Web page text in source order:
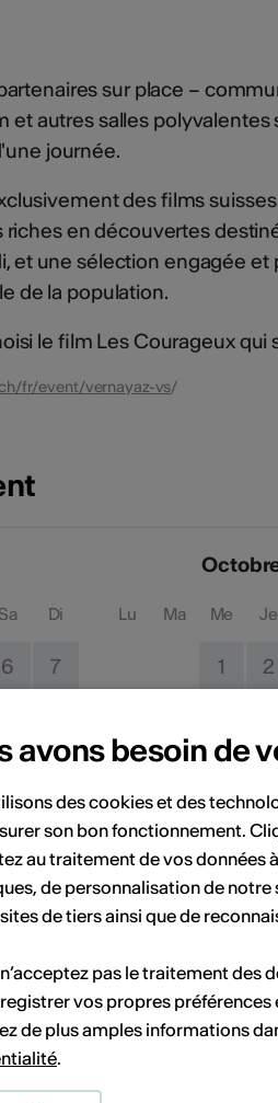
sur place –
et autres salles
journée.
des films
en découvertes
et une sélection engagée
de la population.
le film Les Courageux qui
fr/event/vernayaz-vs/
Sa Di
6 7
28
Lu Ma Me Je
1 2
20 21 22
28 29
Pas de date de mise en
à votre calendrier.
avons besoin de
des cookies et des
son bon fonctionnement.
au traitement de vos données
de personnalisation de
de tiers ainsi que de
pas le traitement des
vos propres préférences
de plus amples informations
.